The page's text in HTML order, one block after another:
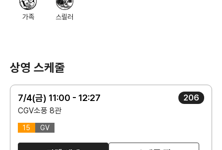
가족 스릴러
상영 스케줄
7/4(금) 11:00 - 12:27
206
CGV소풍 8관
15 GV